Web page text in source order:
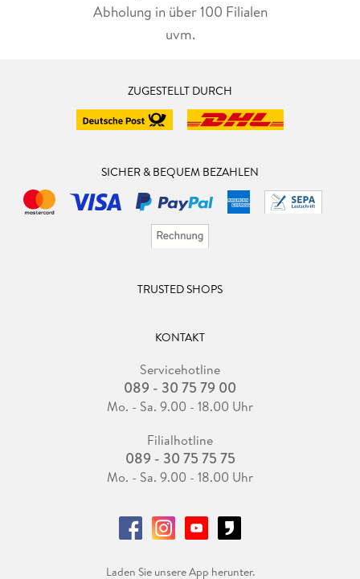
Abholung in über 100 Filialen
uvm.
ZUGESTELLT DURCH
SICHER & BEQUEM BEZAHLEN
TRUSTED SHOPS
KONTAKT
Servicehotline
089 - 30 75 79 00
Mo. - Sa. 9.00 - 18.00 Uhr
Filialhotline
089 - 30 75 75 75
Mo. - Sa. 9.00 - 18.00 Uhr
Laden Sie unsere App herunter.